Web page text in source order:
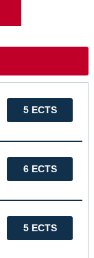
5 ECTS
6 ECTS
5 ECTS